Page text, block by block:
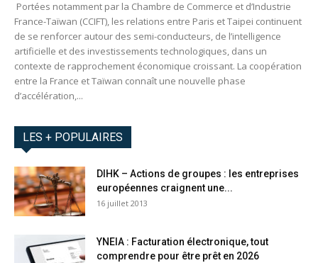
Portées notamment par la Chambre de Commerce et d’Industrie
France-Taïwan (CCIFT), les relations entre Paris et Taipei continuent
de se renforcer autour des semi-conducteurs, de l’intelligence
artificielle et des investissements technologiques, dans un
contexte de rapprochement économique croissant. La coopération
entre la France et Taïwan connaît une nouvelle phase
d’accélération,...
LES + POPULAIRES
DIHK – Actions de groupes : les entreprises
européennes craignent une...
16 juillet 2013
YNEIA : Facturation électronique, tout
comprendre pour être prêt en 2026